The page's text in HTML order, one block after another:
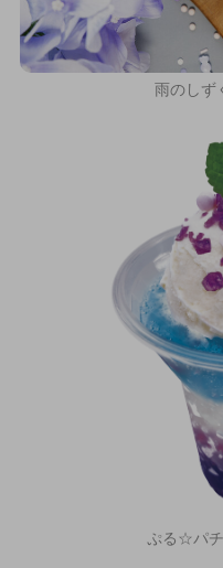
雨のしず
ぷる☆パ